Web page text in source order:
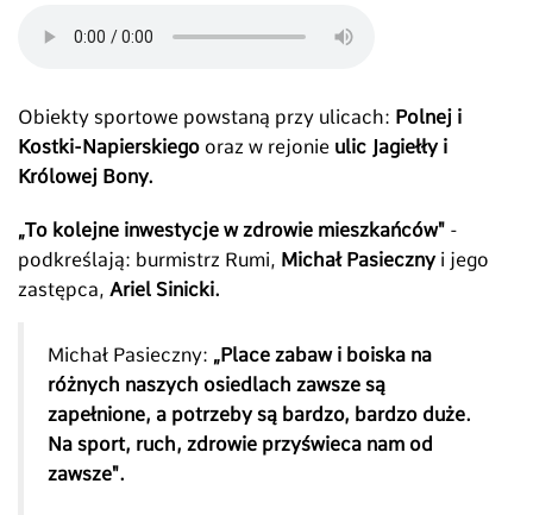
Obiekty sportowe powstaną przy ulicach: Polnej i
Kostki-Napierskiego oraz w rejonie ulic Jagiełły i
Królowej Bony.
„To kolejne inwestycje w zdrowie mieszkańców" -
podkreślają: burmistrz Rumi, Michał Pasieczny i jego
zastępca, Ariel Sinicki.
Michał Pasieczny: „Place zabaw i boiska na
różnych naszych osiedlach zawsze są
zapełnione, a potrzeby są bardzo, bardzo duże.
Na sport, ruch, zdrowie przyświeca nam od
zawsze".